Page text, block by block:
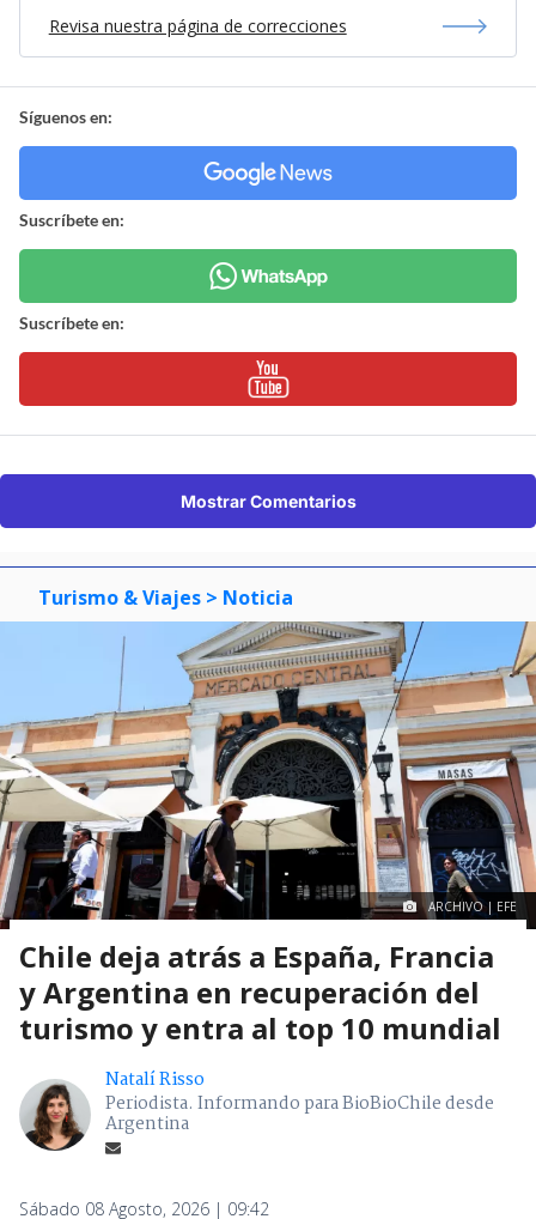
Revisa nuestra página de correcciones
Síguenos en:
Suscríbete en:
Suscríbete en:
Mostrar Comentarios
Turismo & Viajes > Noticia
ARCHIVO | EFE
Chile deja atrás a España, Francia
y Argentina en recuperación del
turismo y entra al top 10 mundial
Natalí Risso
Periodista. Informando para BioBioChile desde
Argentina
Sábado 08 Agosto, 2026 | 09:42